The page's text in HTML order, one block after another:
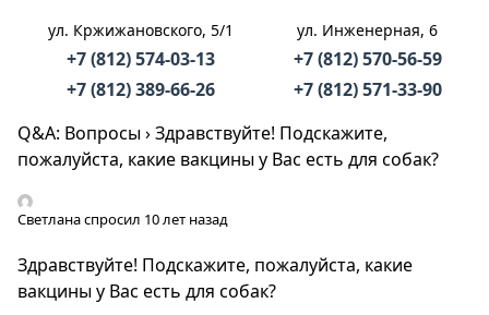
ул. Кржижановского, 5/1
+7 (812) 574-03-13
+7 (812) 389-66-26
ул. Инженерная, 6
+7 (812) 570-56-59
+7 (812) 571-33-90
Q&A: Вопросы›Здравствуйте! Подскажите,
пожалуйста, какие вакцины у Вас есть для собак?
Светланаспросил 10 лет назад
Здравствуйте! Подскажите, пожалуйста, какие
вакцины у Вас есть для собак?